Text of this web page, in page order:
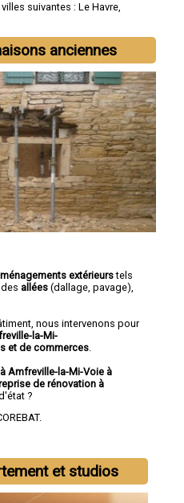
suivantes : Le Havre,
anciennes
extérieurstels
, des allées (dallage, pavage),
nous intervenons pour
la-Mi-
et de commerces
Amfreville-la-Mi-Voie à
de rénovation à
?
et studios